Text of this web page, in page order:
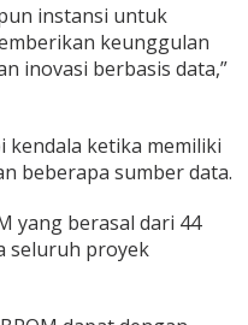
instansi untuk
keunggulan
inovasi berbasis data,”
kendala ketika memiliki
beberapa sumber data.
yang berasal dari 44
seluruh proyek